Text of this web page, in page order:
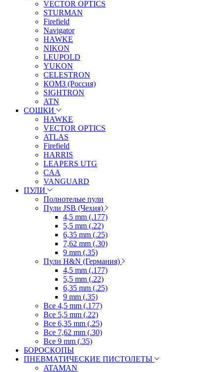
VECTOR OPTICS
STURMAN
Firefield
Navigator
HAWKE
NIKON
LEUPOLD
YUKON
CELESTRON
КОМЗ (Россия)
SIGHTRON
ATN
СОШКИ
HAWKE
VECTOR OPTICS
ATLAS
Firefield
HARRIS
LEAPERS UTG
CAA
VANGUARD
ПУЛИ
Полнотелые пули
Пули JSB (Чехия)
4,5 mm (.177)
5,5 mm (.22)
6,35 mm (.25)
7,62 mm (.30)
9 mm (.35)
Пули H&N (Германия)
4,5 mm (.177)
5,5 mm (.22)
6,35 mm (.25)
9 mm (.35)
Все 4,5 mm (.177)
Все 5,5 mm (.22)
Все 6,35 mm (.25)
Все 7,62 mm (.30)
Все 9 mm (.35)
БОРОСКОПЫ
ПНЕВМАТИЧЕСКИЕ ПИСТОЛЕТЫ
ATAMAN